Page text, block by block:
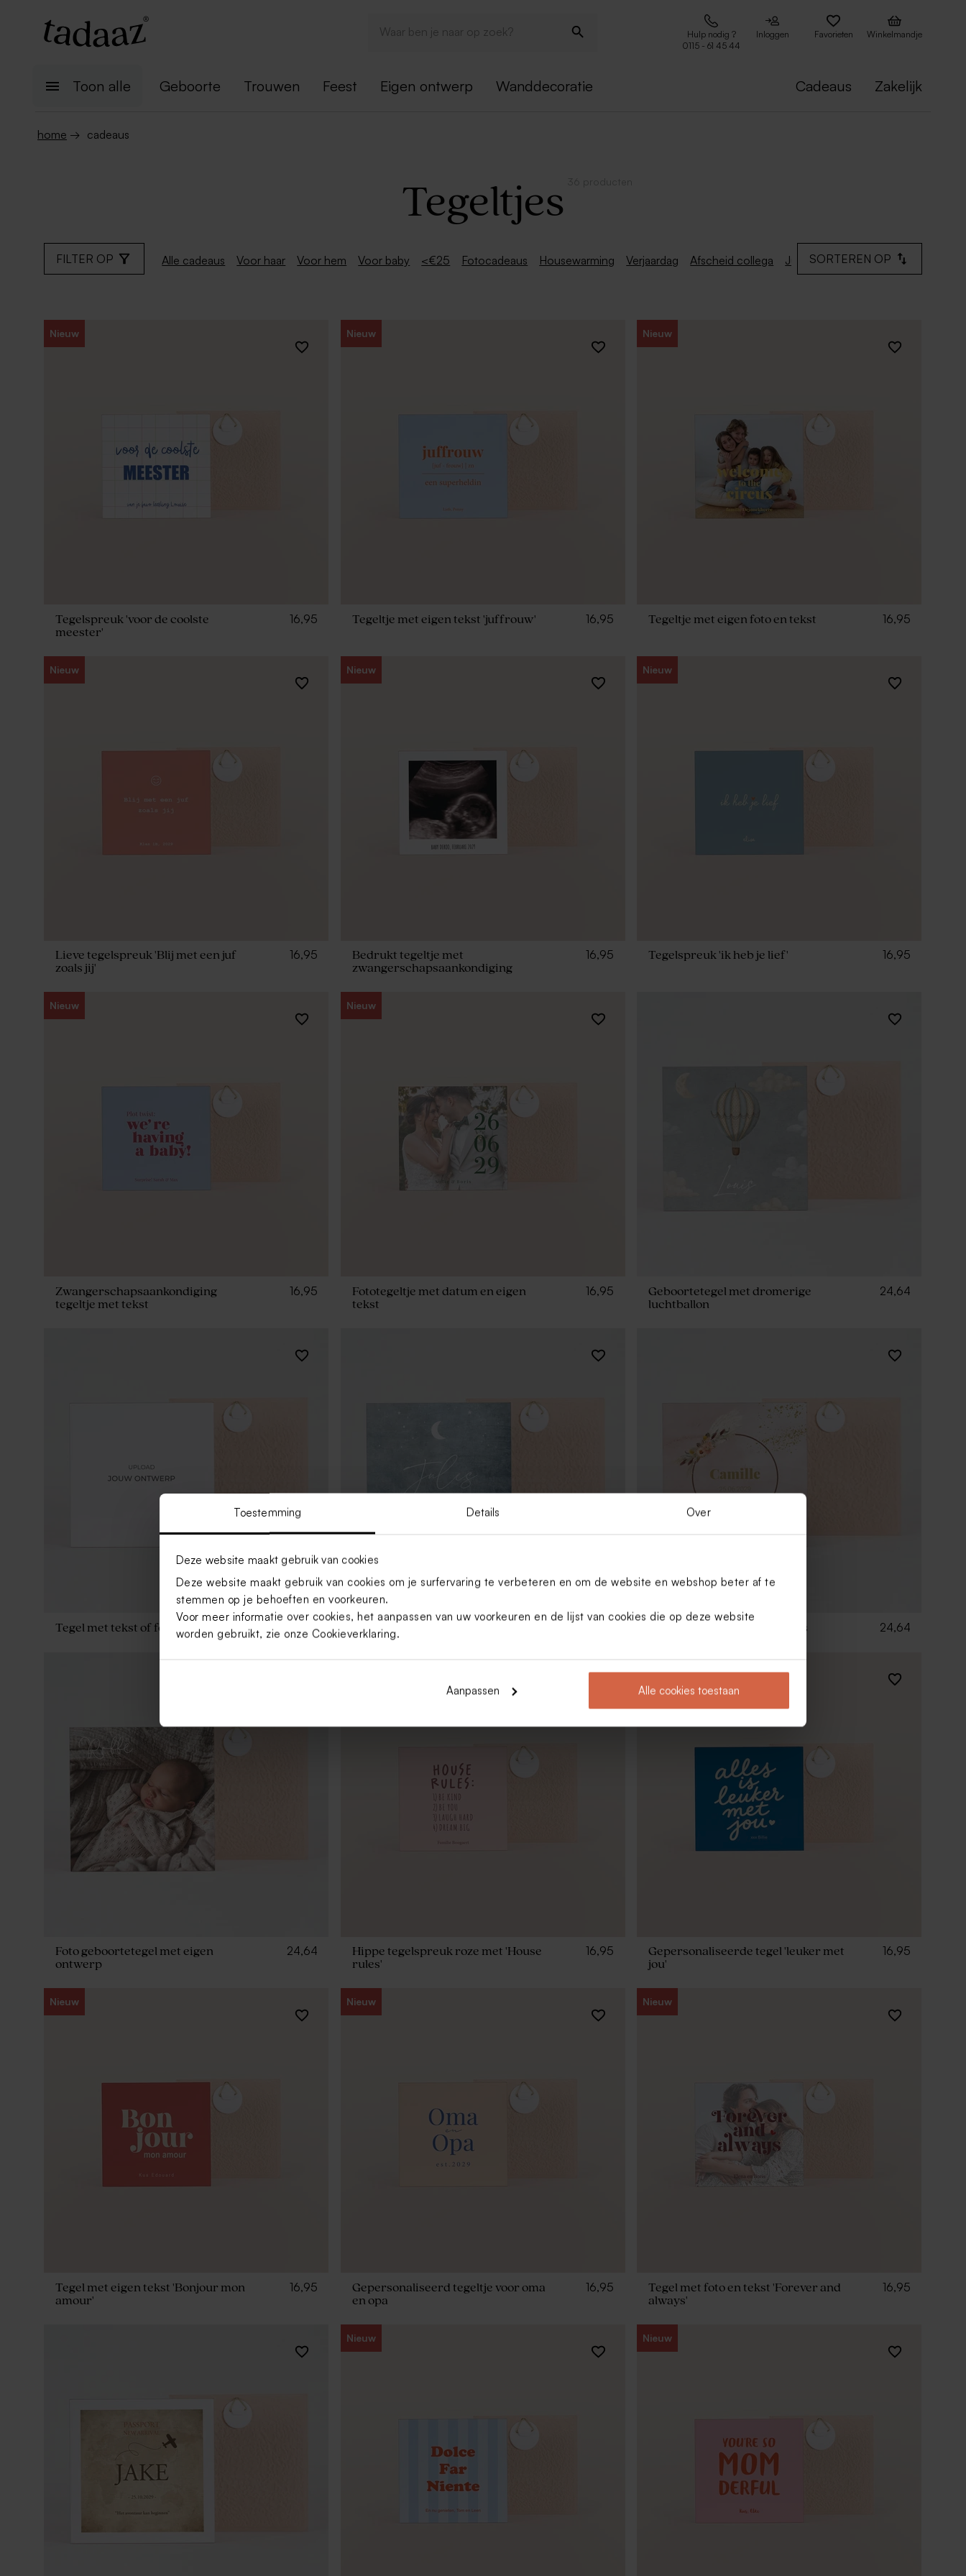
Toestemming Details Over
Deze website maakt gebruik van cookies
Deze website maakt gebruik van cookies om je surfervaring te verbeteren en om de website en webshop beter af te
stemmen op je behoeften en voorkeuren.
Voor meer informatie over cookies, het aanpassen van uw voorkeuren en de lijst van cookies die op deze website
worden gebruikt, zie onze Cookieverklaring.
Aanpassen Alle cookies toestaan
Hulp nodig ?
0115 - 61 45 44
Inloggen Favorieten Winkelmandje
Toon alle Geboorte Trouwen Feest Eigen ontwerp Wanddecoratie Cadeaus Zakelijk
home → cadeaus
Tegeltjes
FILTER OP Alle cadeaus Voor haar Voor hem Voor baby <€25 Fotocadeaus Housewarming Verjaardag Afscheid collega JubileumSORTEREN OP
Nieuw
Tegelspreuk 'voor de coolste
meester'
16,95
Nieuw
Tegeltje met eigen tekst 'juffrouw' 16,95
Nieuw
Tegeltje met eigen foto en tekst 16,95
Nieuw
Lieve tegelspreuk 'Blij met een juf
zoals jij'
16,95
Nieuw
Bedrukt tegeltje met
zwangerschapsaankondiging
16,95
Nieuw
Tegelspreuk 'ik heb je lief' 16,95
Nieuw
Zwangerschapsaankondiging
tegeltje met tekst
16,95
Nieuw
Fototegeltje met datum en eigen
tekst
16,95
Geboortetegel met dromerige
luchtballon
24,64
Tegel met tekst of foto bedrukken 24,64 Geboortetegel met maan en naam Geboortetegel bloemenkrans 24,64
Foto geboortetegel met eigen
ontwerp
24,64
Hippe tegelspreuk roze met 'House
rules'
16,95
Gepersonaliseerde tegel 'leuker met
jou'
16,95
Nieuw
Tegel met eigen tekst 'Bonjour mon
amour'
16,95
Nieuw
Gepersonaliseerd tegeltje voor oma
en opa
16,95
Nieuw
Tegel met foto en tekst 'Forever and
always'
16,95
Nieuw Nieuw